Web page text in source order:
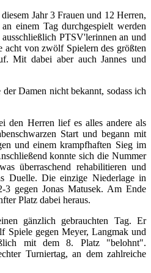
Jahr 3 Frauen und 12 Herren,
einem Tag durchgespielt werden
PTSV'lerinnen an und
acht von zwölf Spielern des größten
Mit dabei aber auch Jannes und
Damen nicht bekannt, sodass ich
den Herren lief es alles andere als
Start und begann mit
und einem krampfhaften Sieg im
konnte sich die Nummer
überraschend rehabilitieren und
Duelle. Die einzige Niederlage in
3 gegen Jonas Matusek. Am Ende
Platz dabei heraus.
gänzlich gebrauchten Tag. Er
Spiele gegen Meyer, Langmak und
mit dem 8. Platz "belohnt".
Turniertag, an dem zahlreiche